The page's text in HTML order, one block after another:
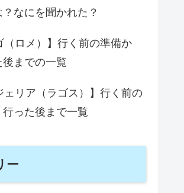
なにを聞かれた？
（ロメ）】行く前の準備か
後までの一覧
ェリア（ラゴス）】行く前の
った後まで一覧
ー